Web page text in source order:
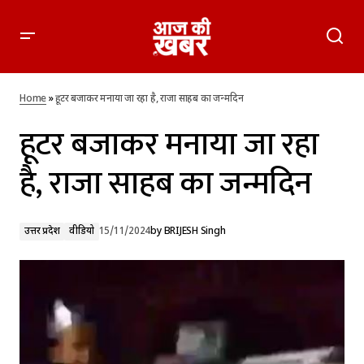
हूटर बजाकर मनाया जा रहा है, राजा साहब का जन्मदिन
Home»हूटर बजाकर मनाया जा रहा है, राजा साहब का जन्मदिन
हूटर बजाकर मनाया जा रहा
है, राजा साहब का जन्मदिन
उत्तर प्रदेश वीडियो 15/11/2024by BRIJESH Singh